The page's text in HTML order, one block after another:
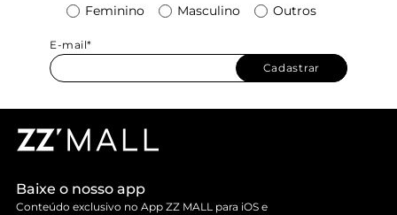
Feminino Masculino Outros
E-mail*
Cadastrar
Baixe o nosso app
Conteúdo exclusivo no App ZZ MALL para iOS e